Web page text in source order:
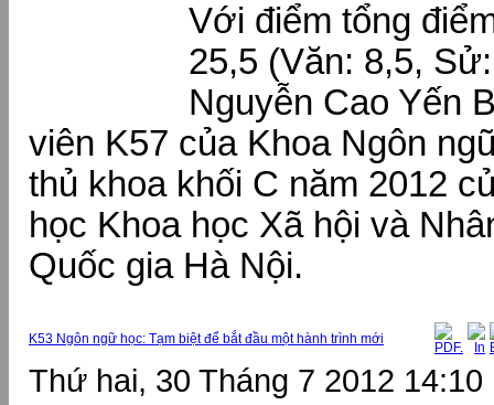
Với điểm tổng
25,5 (Văn: 8,5,
Nguyễn Cao Yến
viên K57 của Khoa Ngôn
thủ khoa khối C năm 2012
học Khoa học Xã hội và
Quốc gia Hà Nội.
K53 Ngôn ngữ học: Tạm biệt để bắt đầu một hành trình mới
Thứ hai, 30 Tháng 7 2012 14:10